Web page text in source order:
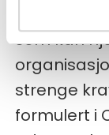
for å
som kan
strenge
formulert i